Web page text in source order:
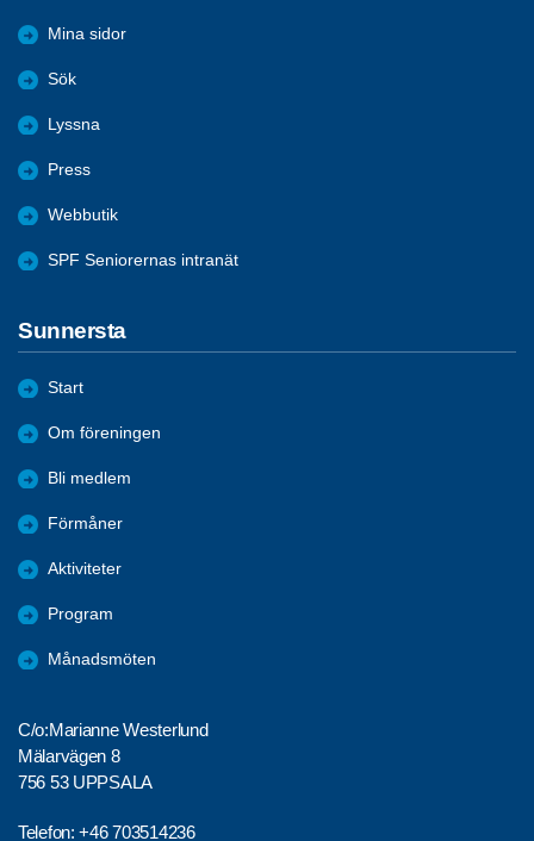
Mina sidor
Sök
Lyssna
Press
Webbutik
SPF Seniorernas intranät
Sunnersta
Start
Om föreningen
Bli medlem
Förmåner
Aktiviteter
Program
Månadsmöten
C/o:Marianne Westerlund
Mälarvägen 8
756 53 UPPSALA
Telefon:+46 703514236